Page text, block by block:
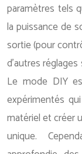
paramètres tels
la puissance de
sortie (pour
d’autres
Le mode DIY
expérimentés
matériel et créer
unique.